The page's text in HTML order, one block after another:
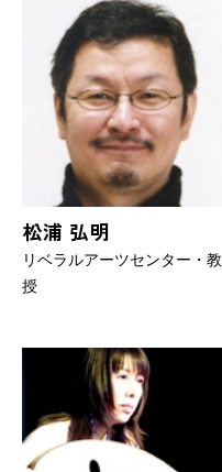
松浦 弘明
リベラルアーツセンター・教
授